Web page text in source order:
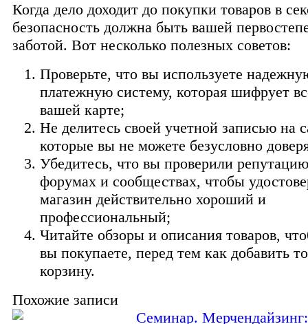
Когда дело доходит до покупки товаров в
безопасность должна быть вашей
заботой. Вот несколько полезных советов:
Проверьте, что вы используете
платежную систему, которая шифрует
вашей карте;
Не делитесь своей учетной записью на
которые вы не можете безусловно
Убедитесь, что вы проверили
форумах и сообществах, чтобы
магазин действительно хороший и
профессиональный;
Читайте обзоры и описания товаров,
вы покупаете, перед тем как добавить
корзину.
Похожие записи
Семинар.